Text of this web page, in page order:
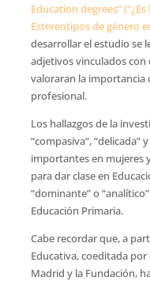
Education degrees”
Estereotipos de género
desarrollar el estudio se
adjetivos vinculados
valoraran la importancia
profesional.
Los hallazgos de la
“compasiva”,
importantes en mujeres
para dar clase en
“dominante” o
Educación Primaria.
Cabe recordar que, a
Educativa, coeditada por
Madrid y la Fundación,